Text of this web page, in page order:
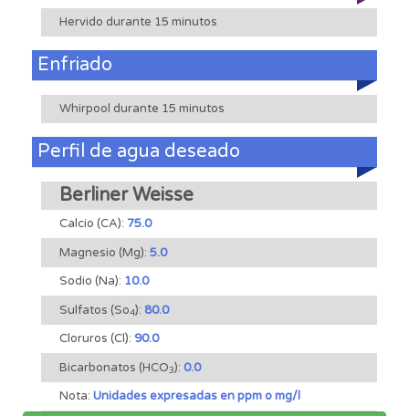
Hervido durante 15 minutos
Enfriado
Whirpool durante 15 minutos
Perfil de agua deseado
Berliner Weisse
Calcio (CA): 75.0
Magnesio (Mg): 5.0
Sodio (Na): 10.0
Sulfatos (So4): 80.0
Cloruros (Cl): 90.0
Bicarbonatos (HCO3): 0.0
Nota: Unidades expresadas en ppm o mg/l